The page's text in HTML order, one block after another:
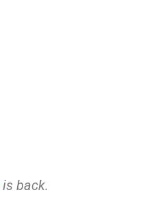
is back.